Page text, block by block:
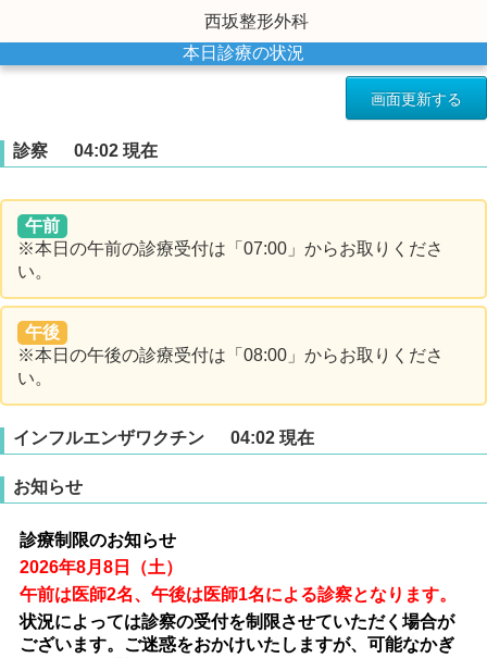
西坂整形外科
本日診療の状況
診察 04:02 現在
午前
※本日の午前の診療受付は「07:00」からお取りくださ
い。
午後
※本日の午後の診療受付は「08:00」からお取りくださ
い。
インフルエンザワクチン 04:02 現在
お知らせ